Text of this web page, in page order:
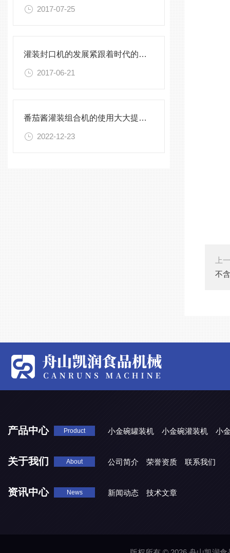
2017-07-25
灌装封口机的发展紧跟着时代的步伐
2017-06-21
番茄酱灌装组合机的使用大大提高了生产效率
2022-12-23
上
不
产品中心 Product 小金碗罐装机 小金碗灌装机 小
关于我们 About 公司简介 荣誉资质 联系我们
资讯中心 News 新闻动态 技术文章